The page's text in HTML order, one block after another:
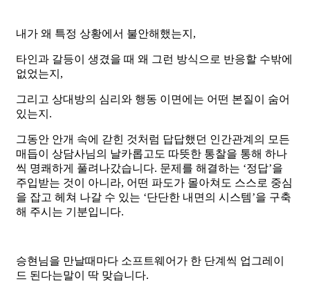
​내가 왜 특정 상황에서 불안해했는지,
​타인과 갈등이 생겼을 때 왜 그런 방식으로 반응할 수밖에
없었는지,
​그리고 상대방의 심리와 행동 이면에는 어떤 본질이 숨어
있는지.
​그동안 안개 속에 갇힌 것처럼 답답했던 인간관계의 모든
매듭이 상담사님의 날카롭고도 따뜻한 통찰을 통해 하나
씩 명쾌하게 풀려나갔습니다. 문제를 해결하는 ‘정답’을
주입받는 것이 아니라, 어떤 파도가 몰아쳐도 스스로 중심
을 잡고 헤쳐 나갈 수 있는 ‘단단한 내면의 시스템’을 구축
해 주시는 기분입니다.
승현님을 만날때마다 소프트웨어가 한 단계씩 업그레이
드 된다는말이 딱 맞습니다.